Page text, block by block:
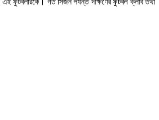
এই ফুটবলারকে। গত সিজন পর্যন্ত দক্ষিণের ফুটবল ক্লাব তথা